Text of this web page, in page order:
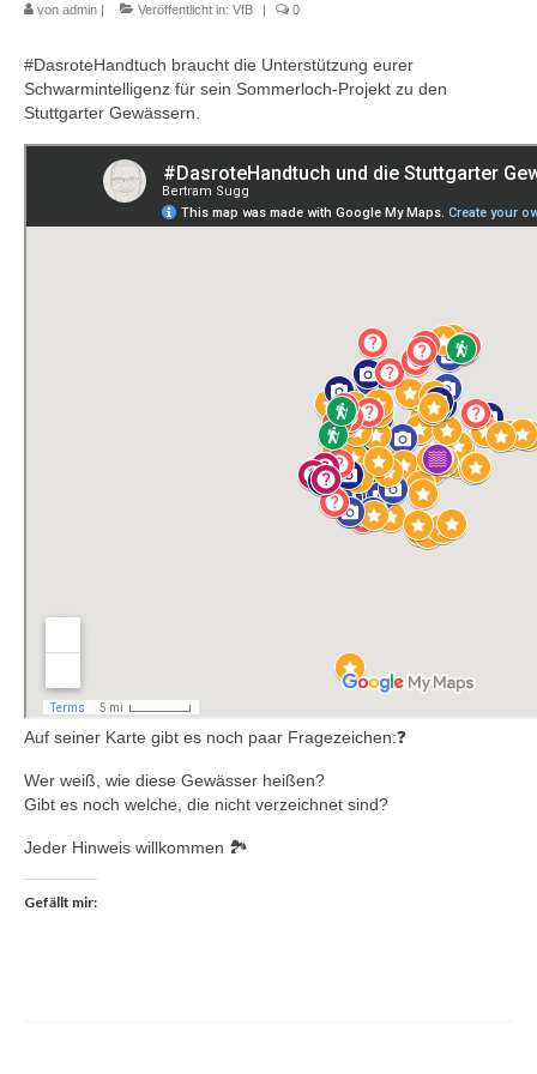
Impressum
Kontakt
von admin Veröffentlicht in: VfB 0
#DasroteHandtuch braucht die Unterstützung eurer
Schwarmintelligenz für sein Sommerloch-Projekt zu den
Stuttgarter Gewässern.
Auf seiner Karte gibt es noch paar Fragezeichen:❓
Wer weiß, wie diese Gewässer heißen?
Gibt es noch welche, die nicht verzeichnet sind?
Jeder Hinweis willkommen 🏞️
Gefällt mir: